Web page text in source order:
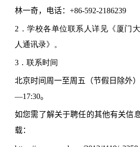
林一奇，电话：+86-592-2186239
2 ．学校各单位联系人详见《 厦门
人通讯录》。
3．联系时间
北京时间周一至周五（节假日除外
—17:30。
如您需了解关于聘任的其他有关信
载：